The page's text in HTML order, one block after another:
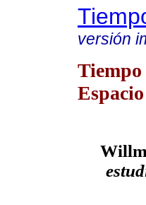
versión
Tiempo